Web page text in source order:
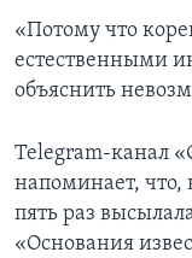
«Потому что
естественными
объяснить
Telegram-канал
напоминает, что,
пять раз
«Основания